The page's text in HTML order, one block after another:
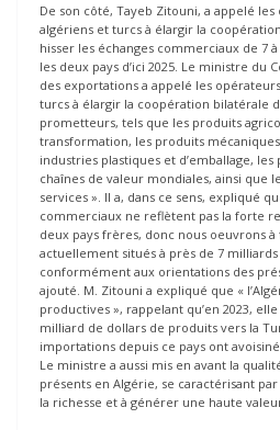
De son côté, Tayeb Zitouni, a appelé
algériens et turcs à élargir la
hisser les échanges commerciaux de 7
les deux pays d’ici 2025. Le ministre du
des exportations a appelé les
turcs à élargir la coopération bilatérale
prometteurs, tels que les produits
transformation, les produits
industries plastiques et d’emballage,
chaînes de valeur mondiales, ainsi que
services ». Il a, dans ce sens, expliqué
commerciaux ne reflètent pas la forte
deux pays frères, donc nous oeuvrons à
actuellement situés à près de 7
conformément aux orientations des
ajouté. M. Zitouni a expliqué que «
productives », rappelant qu’en 2023,
milliard de dollars de produits vers la
importations depuis ce pays ont
Le ministre a aussi mis en avant la
présents en Algérie, se caractérisant
la richesse et à générer une haute